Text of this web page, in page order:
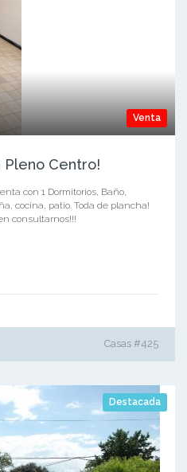
Venta
Pleno Centro!
con 1 Dormitorios, Baño,
cocina, patio. Toda de plancha!
consultarnos!!!
Casas #425
Destacada